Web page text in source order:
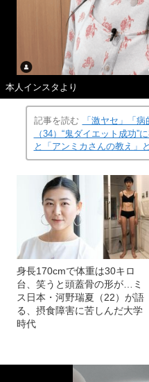
本人インスタより
記事を読む
「激ヤセ」「
（34）“鬼ダイエット成功”
と「アンミカさんの教え」
身長170cmで体重は30キロ
台、笑うと頭蓋骨の形が…ミ
ス日本・河野瑞夏（22）が語
る、摂食障害に苦しんだ大学
時代